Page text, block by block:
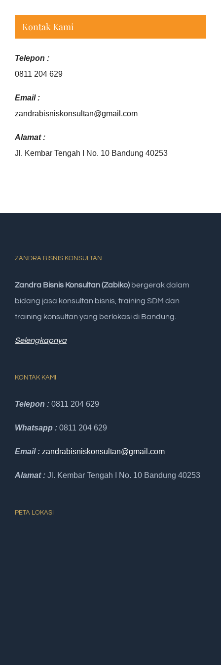
Kontak Kami
Telepon :
0811 204 629
Email :
zandrabisniskonsultan@gmail.com
Alamat :
Jl. Kembar Tengah I No. 10 Bandung 40253
ZANDRA BISNIS KONSULTAN
Zandra Bisnis Konsultan (Zabiko) bergerak dalam
bidang jasa konsultan bisnis, training SDM dan
training konsultan yang berlokasi di Bandung.
Selengkapnya
KONTAK KAMI
Telepon : 0811 204 629
Whatsapp : 0811 204 629
Email : zandrabisniskonsultan@gmail.com
Alamat : Jl. Kembar Tengah I No. 10 Bandung 40253
PETA LOKASI